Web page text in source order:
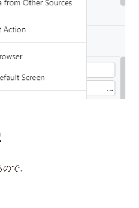
で、